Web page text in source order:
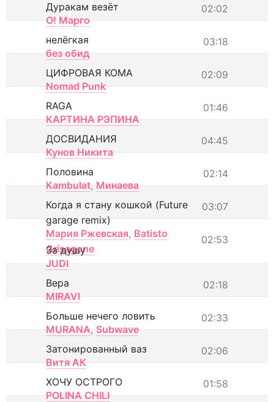
02:02
Дуракам везёт
О! Марго
03:18
нелёгкая
без обид
02:09
ЦИФРОВАЯ КОМА
Nomad Punk
01:46
RAGA
КАРТИНА РЭПИНА
04:45
ДОСВИДАНИЯ
Кунов Никита
02:14
Половина
Kambulat, Минаева
03:07
Когда я стану кошкой (Future
garage remix)
Мария Ржевская, Batisto
Grisagone
02:53
За душу
JUDI
02:18
Вера
MIRAVI
02:33
Больше нечего ловить
MURANA, Subwave
02:06
Затонированный ваз
Витя АК
01:58
ХОЧУ ОСТРОГО
POLINA CHILI